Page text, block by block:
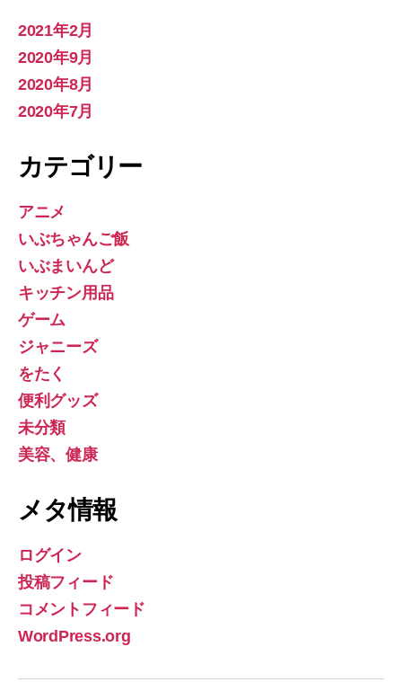
2021年2月
2020年9月
2020年8月
2020年7月
カテゴリー
アニメ
いぶちゃんご飯
いぶまいんど
キッチン用品
ゲーム
ジャニーズ
をたく
便利グッズ
未分類
美容、健康
メタ情報
ログイン
投稿フィード
コメントフィード
WordPress.org